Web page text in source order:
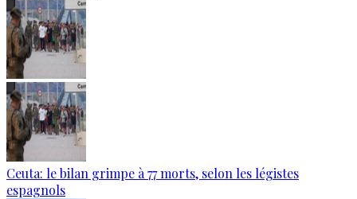
Ceuta: le bilan grimpe à 77 morts, selon les légistes
espagnols